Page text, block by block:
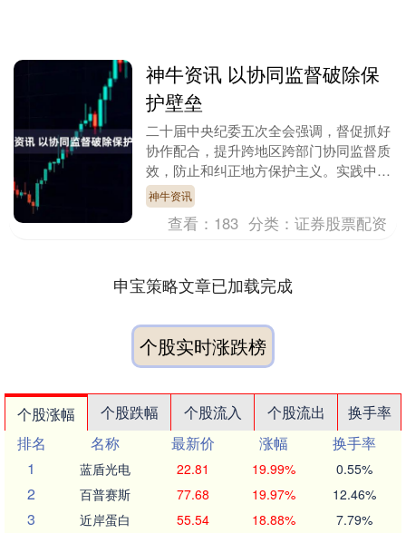
神牛资讯 以协同监督破除保
护壁垒
二十届中央纪委五次全会强调，督促抓好
协作配合，提升跨地区跨部门协同监督质
效，防止和纠正地方保护主义。实践中，
黑龙江省齐齐哈尔市铁锋区纪委监委立足
监督专责定位，着....
神牛资讯
查看： 183 分类：证券股票配资
申宝策略文章已加载完成
个股实时涨跌榜
个股涨幅 个股跌幅 个股流入 个股流出
换手率
排名
名称 最新价 涨幅
换手率
1
蓝盾光电 22.81 19.99% 0.55%
2 百普赛斯 77.68 19.97% 12.46%
3 近岸蛋白 55.54 18.88% 7.79%